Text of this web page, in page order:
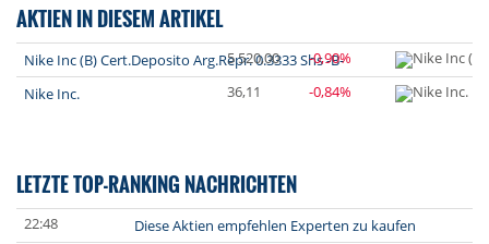
AKTIEN IN DIESEM ARTIKEL
Nike Inc (B) Cert.Deposito Arg.Repr. 0.3333 Shs -B-
5 520,00
-0,90%
Nike Inc.
36,11 -0,84%
LETZTE TOP-RANKING NACHRICHTEN
22:48
Diese Aktien empfehlen Experten zu kaufen